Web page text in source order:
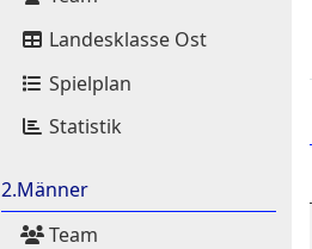
Landesklasse Ost
Spielplan
Statistik
2.Männer
Team